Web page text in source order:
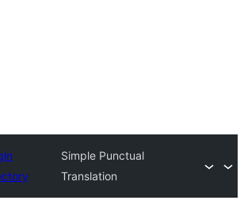
Simple Punctual
Translation